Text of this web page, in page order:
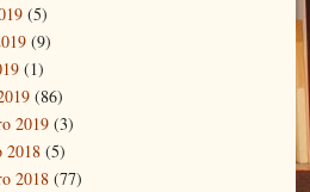
(5)
(9)
(1)
(86)
2019 (3)
2018 (5)
2018 (77)